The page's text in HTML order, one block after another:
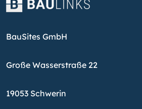
BauSites GmbH
Große Wasserstraße 22
19053 Schwerin